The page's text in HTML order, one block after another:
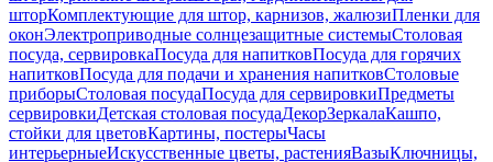
шторКомплектующие для штор, карнизов, жалюзиПленки для
оконЭлектроприводные солнцезащитные системыСтоловая
посуда, сервировкаПосуда для напитковПосуда для горячих
напитковПосуда для подачи и хранения напитковСтоловые
приборыСтоловая посудаПосуда для сервировкиПредметы
сервировкиДетская столовая посудаДекорЗеркалаКашпо,
стойки для цветовКартины, постерыЧасы
интерьерныеИскусственные цветы, растенияВазыКлючницы,